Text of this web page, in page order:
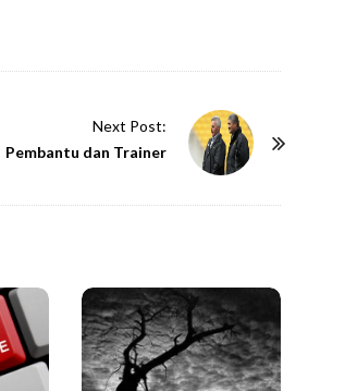
Next Post:
Pembantu dan Trainer